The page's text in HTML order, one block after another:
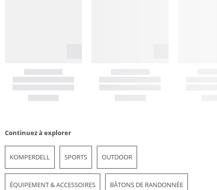
Continuez à explorer
KOMPERDELL SPORTS OUTDOOR
ÉQUIPEMENT & ACCESSOIRES BÂTONS DE RANDONNÉE